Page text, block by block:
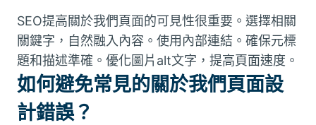
SEO提高關於我們頁面的可見性很重要。選擇相關
關鍵字，自然融入內容。使用內部連結。確保元標
題和描述準確。優化圖片alt文字，提高頁面速度。
如何避免常見的關於我們頁面設
計錯誤？